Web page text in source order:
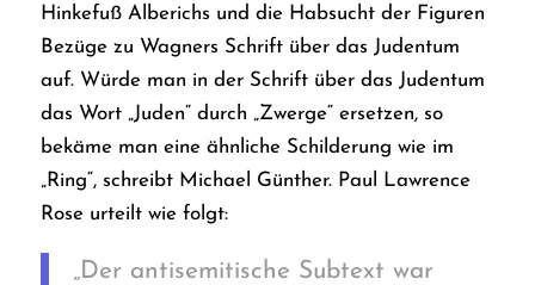
Hinkefuß Alberichs und die Habsucht der Figuren
Bezüge zu Wagners Schrift über das Judentum
auf. Würde man in der Schrift über das Judentum
das Wort „Juden“ durch „Zwerge“ ersetzen, so
bekäme man eine ähnliche Schilderung wie im
„Ring“, schreibt Michael Günther.Paul Lawrence
Rose urteilt wie folgt:
„Der antisemitische Subtext war